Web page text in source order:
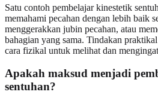
Satu contoh pembelajar kinestetik
memahami pecahan dengan lebih baik
menggerakkan jubin pecahan, atau
bahagian yang sama. Tindakan
cara fizikal untuk melihat dan
Apakah maksud menjadi
sentuhan?